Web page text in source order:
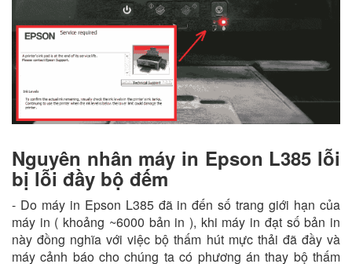
Nguyên nhân máy in Epson L385 lỗi
bị lỗi đầy bộ đếm
- Do máy in Epson L385 đã in đến số trang giới hạn của
máy in ( khoảng ~6000 bản in ), khi máy in đạt số bản in
này đồng nghĩa với việc bộ thấm hút mực thải đã đầy và
máy cảnh báo cho chúng ta có phương án thay bộ thấm